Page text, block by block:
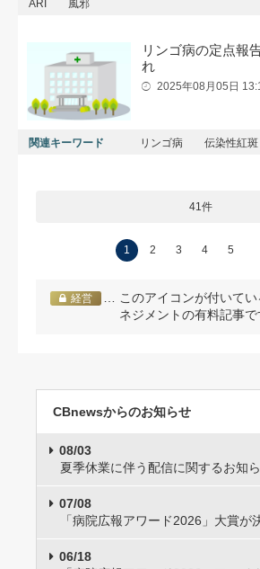
ARI 風邪
リンゴ病の定点報
れ
2025年08月05日
関連キーワード リンゴ病 伝染性紅斑
41件
1 2 3 4 5
経営
… このアイコンが付いてい
ネジメントの有料記事で
CBnewsからのお知らせ
08/03
夏季休業に伴う配信に関するお知
07/08
「病院広報アワード2026」大賞が
06/18